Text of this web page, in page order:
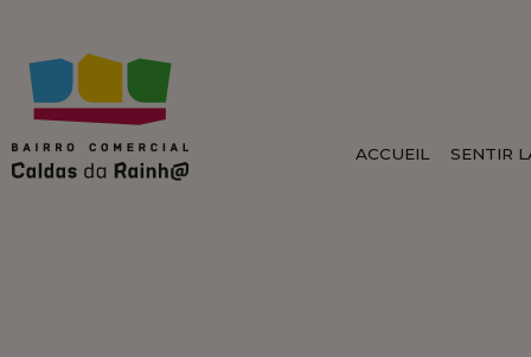
ACCUEIL SENTIR